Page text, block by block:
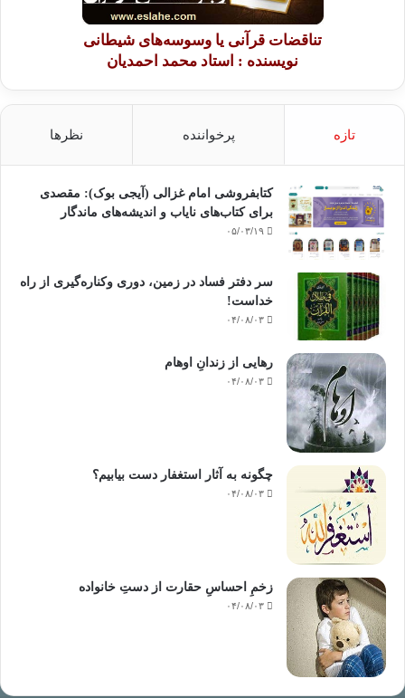
تناقضات قرآنی یا وسوسه‌های شیطانی
نویسنده : استاد محمد احمدیان
تازه پرخواننده نظرها
کتابفروشی امام غزالی (آیجی بوک): مقصدی
برای کتاب‌های نایاب و اندیشه‌های ماندگار
۰۵/۰۳/۱۹
سر دفتر فساد در زمین‌، دوری وکناره‌گیری از راه
خداست‌!
۰۴/۰۸/۰۳
رهایی از زندانِ اوهام
۰۴/۰۸/۰۳
چگونه به آثار استغفار دست بیابیم؟
۰۴/۰۸/۰۳
زخمِ احساسِ حقارت از دستِ خانواده
۰۴/۰۸/۰۳